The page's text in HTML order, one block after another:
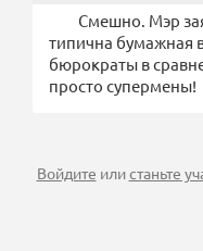
Смешно. Мэр
типична бумажная
бюрократы в
просто супермены!
Войдите илистаньте